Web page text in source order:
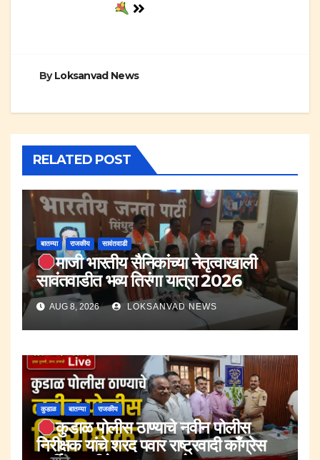
ByLoksanvad News
RELATED POST
बातम्या राजकीय सावंतवाडी
माजी भारतीय सैनिकांच्या नेतृत्वाखाली
सावंतवाडीत भव्य तिरंगा यात्रा 2026
AUG 8, 2026 LOKSANVAD NEWS
कुडाळ बातम्या राजकीय
कुडाळ पोलीस ठाण्याचे नवीन पोलीस
निरीक्षक यांचे शरद पवार राष्ट्रवादी काँग्रेस